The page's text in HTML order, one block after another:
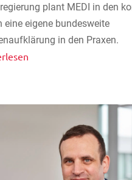
plant MEDI in den
eine eigene bundesweite
in den Praxen.